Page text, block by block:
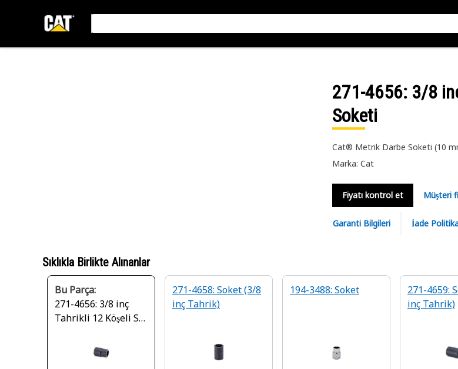
271-4656: 3/8
Soketi
Cat® Metrik Darbe Soketi (10
Marka: Cat
Fiyatı kontrol et Müşteri
Garanti Bilgileri İade
Sıklıkla Birlikte Alınanlar
Bu Parça:
271-4656: 3/8 inç
Tahrikli 12 Köşeli Sığ
271-4658: Soket (3/8
inç Tahrik)
194-3488: Soket
271-4659:
inç Tahrik)